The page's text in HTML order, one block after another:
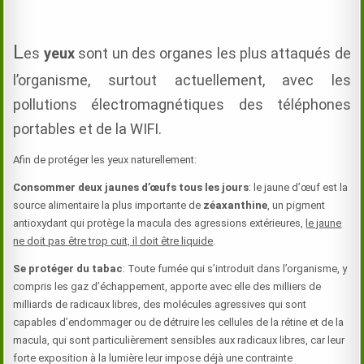
Les yeux sont un des organes les plus attaqués de
l’organisme, surtout actuellement, avec les
pollutions électromagnétiques des téléphones
portables et de la WIFI.
Afin de protéger les yeux naturellement:
Consommer deux jaunes d’œufs tous les jours: le jaune d’œuf est la
source alimentaire la plus importante de zéaxanthine , un pigment
antioxydant qui protège la macula des agressions extérieures,
le jaune
ne doit pas être trop cuit, il doit être liquide
Se protéger du tabac: Toute fumée qui s’introduit dans l’organisme, y
compris les gaz d’échappement, apporte avec elle des milliers de
milliards de radicaux libres, des molécules agressives qui sont
capables d’endommager ou de détruire les cellules de la rétine et de la
macula, qui sont particulièrement sensibles aux radicaux libres, car leur
forte exposition à la lumière leur impose déjà une contrainte